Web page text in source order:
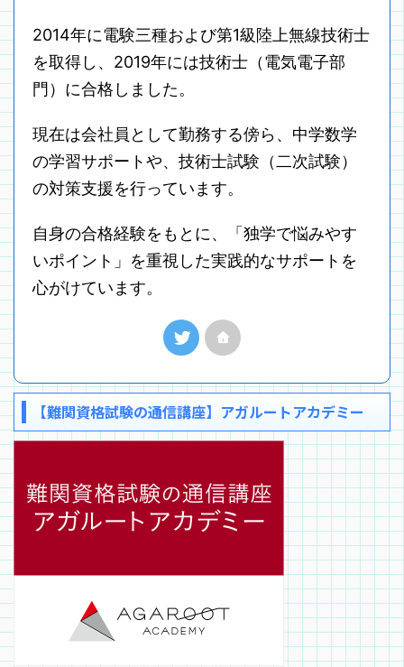
2014年に電験三種および第1級陸上無線技術士
を取得し、2019年には技術士（電気電子部
門）に合格しました。
現在は会社員として勤務する傍ら、中学数学
の学習サポートや、技術士試験（二次試験）
の対策支援を行っています。
自身の合格経験をもとに、「独学で悩みやす
いポイント」を重視した実践的なサポートを
心がけています。
【難関資格試験の通信講座】アガルートアカデミー